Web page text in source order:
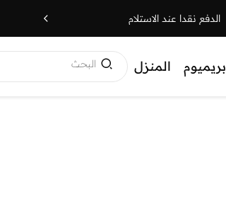
الدفع نقدا عند الاستلام
بريميوم المنزل البحث